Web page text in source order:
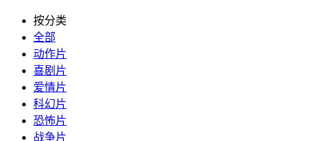
按分类
全部
动作片
喜剧片
爱情片
科幻片
恐怖片
战争片